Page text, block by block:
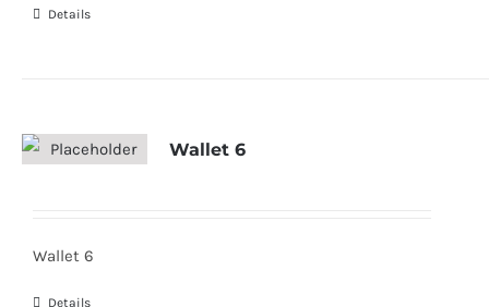
Details
Wallet 6
Wallet 6
Details